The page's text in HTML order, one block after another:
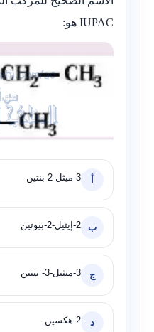
IUPAC هو:
3-ميثل-2-بنتين
ب 2-إيثيل-2-بيوتين
ج 3-ميثيل-3- بنتين
د 2-هكسين